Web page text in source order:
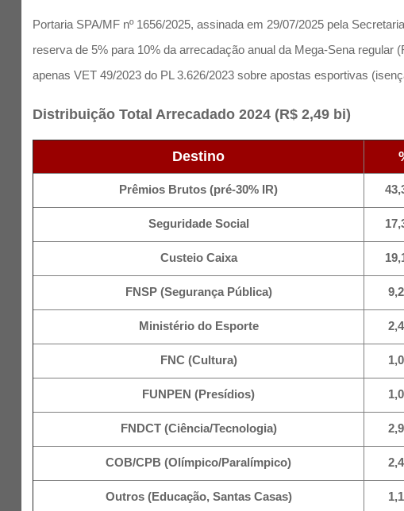
Portaria SPA/MF nº 1656/2025, assinada em 29/07/2025 pela
reserva de 5% para 10% da arrecadação anual da Mega-Sena
apenas VET 49/2023 do PL 3.626/2023 sobre apostas esportivas
Distribuição Total Arrecadado 2024 (R$ 2,49 bi)
Destino
Prêmios Brutos (pré-30% IR)
Seguridade Social
Custeio Caixa
FNSP (Segurança Pública)
Ministério do Esporte
FNC (Cultura)
FUNPEN (Presídios)
FNDCT (Ciência/Tecnologia)
COB/CPB (Olímpico/Paralímpico)
Outros (Educação, Santas Casas)